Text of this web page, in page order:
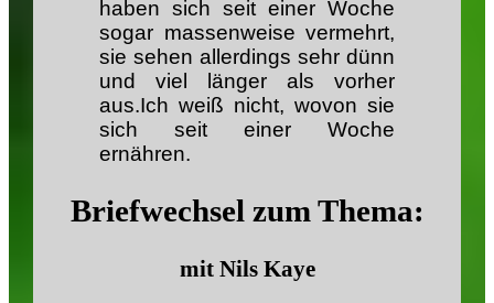
haben sich seit einer Woche
sogar massenweise vermehrt,
sie sehen allerdings sehr dünn
und viel länger als vorher
aus.Ich weiß nicht, wovon sie
sich seit einer Woche
ernähren.
Briefwechsel zum Thema:
mit Nils Kaye